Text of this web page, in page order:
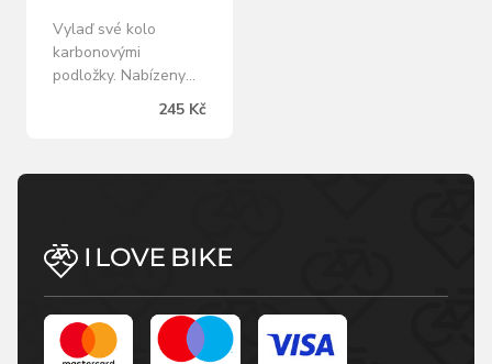
Vylaď své kolo
karbonovými
podložky. Nabízeny
rozměrech. 5, 10 a 15
hmotnost 1 ks: 4,8 g
vnitřní průměr: 28,8
uvedená cena je za 1
ks
245 Kč